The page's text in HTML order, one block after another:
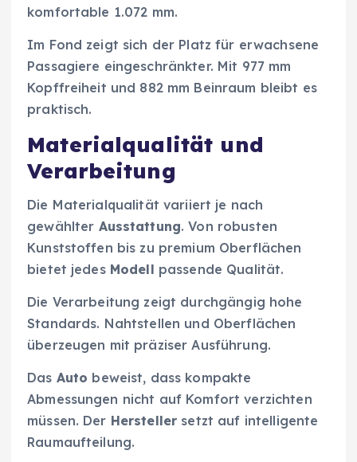
komfortable 1.072 mm.
Im Fond zeigt sich der Platz für erwachsene
Passagiere eingeschränkter. Mit 977 mm
Kopffreiheit und 882 mm Beinraum bleibt es
praktisch.
Materialqualität und
Verarbeitung
Die Materialqualität variiert je nach
gewählter Ausstattung. Von robusten
Kunststoffen bis zu premium Oberflächen
bietet jedes Modell passende Qualität.
Die Verarbeitung zeigt durchgängig hohe
Standards. Nahtstellen und Oberflächen
überzeugen mit präziser Ausführung.
Das Auto beweist, dass kompakte
Abmessungen nicht auf Komfort verzichten
müssen. Der Hersteller setzt auf intelligente
Raumaufteilung.